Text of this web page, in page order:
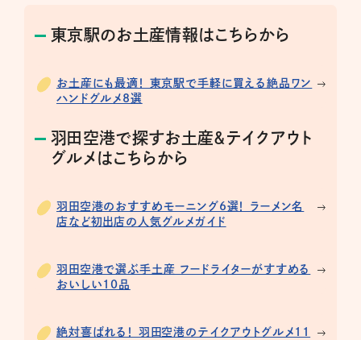
東京駅のお土産情報はこちらから
お土産にも最適！ 東京駅で手軽に買える絶品ワン
ハンドグルメ8選
羽田空港で探すお土産＆テイクアウト
グルメはこちらから
羽田空港のおすすめモーニング6選！ ラーメン名
店など初出店の人気グルメガイド
羽田空港で選ぶ手土産 フードライターがすすめる
おいしい10品
絶対喜ばれる！ 羽田空港のテイクアウトグルメ11